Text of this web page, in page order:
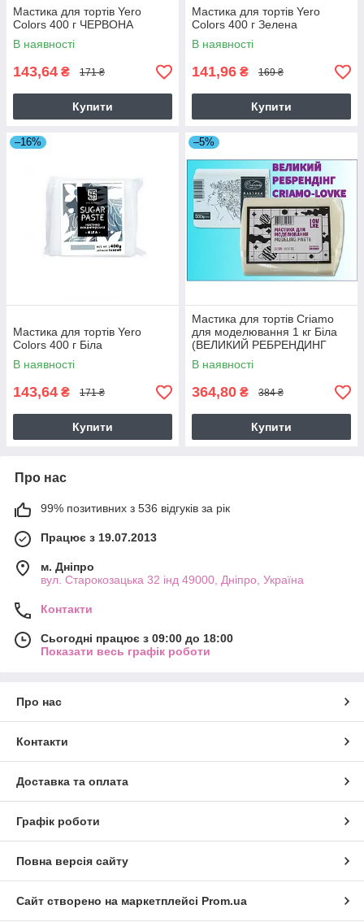
Мастика для тортів Yero
Colors 400 г ЧЕРВОНА
В наявності
143,64 ₴ 171 ₴
Купити
Мастика для тортів Yero
Colors 400 г Зелена
В наявності
141,96 ₴ 169 ₴
Купити
–16%
Мастика для тортів Yero
Colors 400 г Біла
В наявності
143,64 ₴ 171 ₴
Купити
–5%
Мастика для тортів Criamo
для моделювання 1 кг Біла
(ВЕЛИКИЙ РЕБРЕНДИНГ
CRIAMO-LOVKE)
В наявності
364,80 ₴ 384 ₴
Купити
Про нас
99% позитивних з 536 відгуків за рік
Працює з 19.07.2013
м. Дніпро
вул. Старокозацька 32 інд 49000, Дніпро, Україна
Контакти
Сьогодні працює з 09:00 до 18:00
Показати весь графік роботи
Про нас
Контакти
Доставка та оплата
Графік роботи
Повна версія сайту
Сайт створено на маркетплейсі Prom.ua